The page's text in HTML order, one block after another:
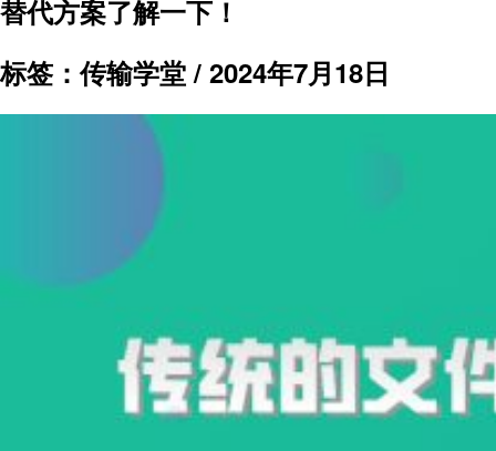
替代方案了解一下！
标签：传输学堂 / 2024年7月18日